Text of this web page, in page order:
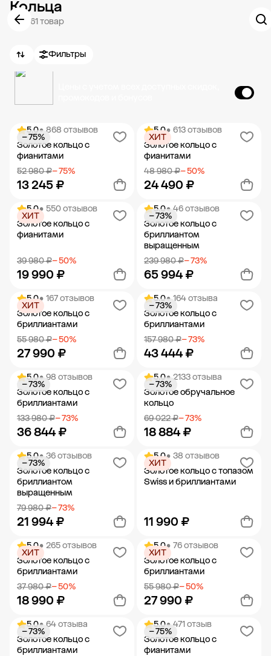
Кольца
6 261 товар
Фильтры
5.0• 868 отзывов
Золотое кольцо с
фианитами
52 980 ₽− 75%
13 245 ₽
− 75%
Добавить в корзину
5.0• 613 отзывов
Золотое кольцо с
фианитами
48 980 ₽− 50%
24 490 ₽
ХИТ
Добавить в корзину
5.0• 550 отзывов
Золотое кольцо с
фианитами
39 980 ₽− 50%
19 990 ₽
ХИТ
Добавить в корзину
5.0• 46 отзывов
Золотое кольцо с
бриллиантом
выращенным
239 980 ₽− 73%
65 994 ₽
− 73%
Добавить в корзину
5.0• 167 отзывов
Золотое кольцо с
бриллиантами
55 980 ₽− 50%
27 990 ₽
ХИТ
Добавить в корзину
5.0• 164 отзыва
Золотое кольцо с
бриллиантами
157 980 ₽− 73%
43 444 ₽
− 73%
Добавить в корзину
5.0• 98 отзывов
Золотое кольцо с
бриллиантами
133 980 ₽− 73%
36 844 ₽
− 73%
Добавить в корзину
5.0• 2133 отзыва
Золотое обручальное
кольцо
69 022 ₽− 73%
18 884 ₽
− 73%
Добавить в корзину
5.0• 36 отзывов
Золотое кольцо с
бриллиантом
выращенным
79 980 ₽− 73%
21 994 ₽
− 73%
Добавить в корзину
5.0• 38 отзывов
Золотое кольцо с топазом
Swiss и бриллиантами
11 990 ₽
ХИТ
Добавить в корзину
5.0• 265 отзывов
Золотое кольцо с
бриллиантами
37 980 ₽− 50%
18 990 ₽
ХИТ
Добавить в корзину
5.0• 76 отзывов
Золотое кольцо с
бриллиантами
55 980 ₽− 50%
27 990 ₽
ХИТ
Добавить в корзину
5.0• 64 отзыва
Золотое кольцо с
бриллиантами
− 73%
5.0• 471 отзыв
Золотое кольцо с
фианитами
− 75%